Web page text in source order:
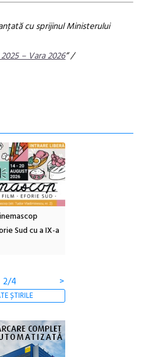
cu sprijinul Ministerului
– Vara 2026” /
Sud cu a IX-a
2/4 >
ȘTIRILE